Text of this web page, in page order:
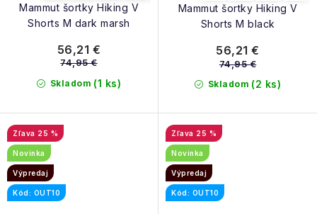
Mammut šortky Hiking V
Shorts M dark marsh
Skladom (1 ks)
56,21 €
74,95 €
Mammut šortky Hiking V
Shorts M black
Skladom (2 ks)
56,21 €
74,95 €
25 %
Novinka
Výpredaj
Kód: OUT10
25 %
Novinka
Výpredaj
Kód: OUT10